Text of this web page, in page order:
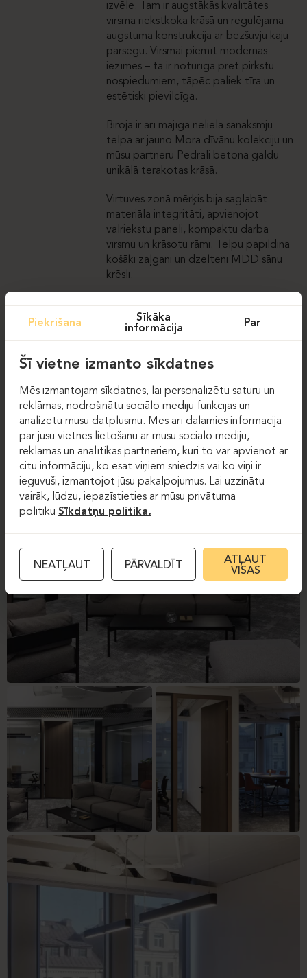
izvēle. Tam ir augstākās kvalitātes
virsma riekstkoka krāsā un regulējama
augstuma konstrukcija ar bezšuvju kāju
pārsegu. Virsmai piemīt modernas
iezīmes – tā ir noturīga pret pirkstu
nospiedumiem, tāpēc paliek tīra un
estētiski pievilcīga.
Birojā ir arī mājīga neliela sanāksmju
telpa ar jauno Mora dīvānu kolekciju un
mūsu partneru Pedrali betona galdu
unikālā terakotas krāsā.
Virtuves zonā mērķis bija saglabāt
materiāla integritāti, apvienojot
valriekstu paneli, kompaktu darba
virsmu un krāsotu rāmi. Telpu papildina
košāki zaļgani un dzelteni MDD sānu
krēsli.
GALERIJA
Piekrišana
Sīkāka
informācija
Par
Šī vietne izmanto sīkdatnes
Mēs izmantojam sīkdatnes, lai personalizētu saturu un
reklāmas, nodrošinātu sociālo mediju funkcijas un
analizētu mūsu datplūsmu. Mēs arī dalāmies informācijā
par jūsu vietnes lietošanu ar mūsu sociālo mediju,
reklāmas un analītikas partneriem, kuri to var apvienot ar
citu informāciju, ko esat viņiem sniedzis vai ko viņi ir
ieguvuši, izmantojot jūsu pakalpojumus. Lai uzzinātu
vairāk, lūdzu, iepazīstieties ar mūsu privātuma
politiku Sīkdatņu politika.
NEATĻAUT PĀRVALDĪT
ATĻAUT
VISAS